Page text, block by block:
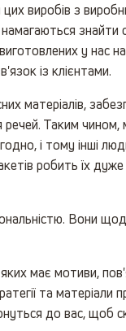
виробів з
знайти
у нас
із клієнтами.
матеріалів,
речей. Таким
і тому інші
робить їх
Вони
має мотиви,
та матеріали
до вас, щоб